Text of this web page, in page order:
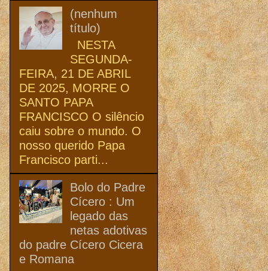
(nenhum
título)
NESTA
SEGUNDA-
FEIRA, 21 DE ABRIL
DE 2025, MORRE O
SANTO PAPA
FRANCISCO O silêncio
caiu sobre o mundo. O
nosso querido Papa
Francisco parti...
Bolo do Padre
Cícero : Um
legado das
netas adotivas
do padre Cícero Cicera
e Romana